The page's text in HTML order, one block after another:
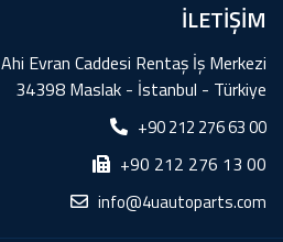
İLETİŞİM
Ahi Evran Caddesi Rentaş İş Merkezi
34398 Maslak - İstanbul - Türkiye
+90 212 276 63 00
+90 212 276 13 00
info@4uautoparts.com